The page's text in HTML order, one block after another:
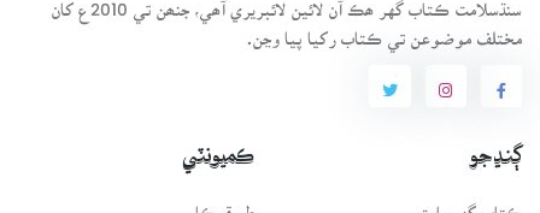
مختلف موضوعن تي ڪتاب رکيا پيا وڃن.
ڳنڍجو
ڪتاب گهر بابت
ڪميونٽي
طريقيڪار